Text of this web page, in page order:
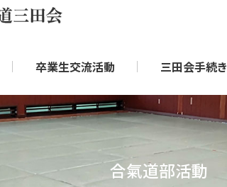
卒業生交流活動 三田会手続き
合氣道部活動